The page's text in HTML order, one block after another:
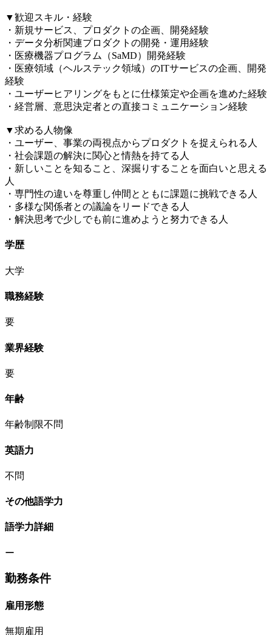
▼歓迎スキル・経験
・新規サービス、プロダクトの企画、開発経験
・データ分析関連プロダクトの開発・運用経験
・医療機器プログラム（SaMD）開発経験
・医療領域（ヘルステック領域）のITサービスの企画、開発
経験
・ユーザーヒアリングをもとに仕様策定や企画を進めた経験
・経営層、意思決定者との直接コミュニケーション経験
▼求める人物像
・ユーザー、事業の両視点からプロダクトを捉えられる人
・社会課題の解決に関心と情熱を持てる人
・新しいことを知ること、深掘りすることを面白いと思える
人
・専門性の違いを尊重し仲間とともに課題に挑戦できる人
・多様な関係者との議論をリードできる人
・解決思考で少しでも前に進めようと努力できる人
学歴
大学
職務経験
要
業界経験
要
年齢
年齢制限不問
英語力
不問
その他語学力
語学力詳細
ー
勤務条件
雇用形態
無期雇用